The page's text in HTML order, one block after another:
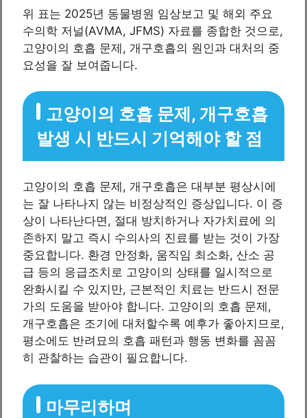
위 표는 2025년 동물병원 임상보고 및 해외 주요
수의학 저널(AVMA, JFMS) 자료를 종합한 것으로,
고양이의 호흡 문제, 개구호흡의 원인과 대처의 중
요성을 잘 보여줍니다.
고양이의 호흡 문제, 개구호흡
발생 시 반드시 기억해야 할 점
고양이의 호흡 문제, 개구호흡은 대부분 평상시에
는 잘 나타나지 않는 비정상적인 증상입니다. 이 증
상이 나타난다면, 절대 방치하거나 자가치료에 의
존하지 말고 즉시 수의사의 진료를 받는 것이 가장
중요합니다. 환경 안정화, 움직임 최소화, 산소 공
급 등의 응급조치로 고양이의 상태를 일시적으로
완화시킬 수 있지만, 근본적인 치료는 반드시 전문
가의 도움을 받아야 합니다. 고양이의 호흡 문제,
개구호흡은 조기에 대처할수록 예후가 좋아지므로,
평소에도 반려묘의 호흡 패턴과 행동 변화를 꼼꼼
히 관찰하는 습관이 필요합니다.
마무리하며